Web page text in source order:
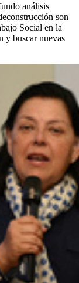
análisis
son
Social en la
y buscar nuevas